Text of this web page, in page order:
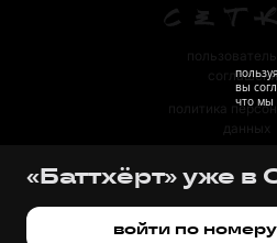
политика
данных
правила
«Баттхёрт» уже в
войти по
вы
что мы